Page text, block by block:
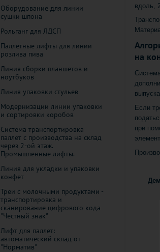
Оборудование для линии
сушки шпона
Рольганг для ЛДСП
Паллетные лифты для линии
розлива пива
Линия сборки планшетов и
ноутбуков
Линия упаковки стульев
Модернизации линии упаковки
и сортировки коробов
Система транспортировка
паллет с производства на склад
через 2-ой этаж.
Промышленные лифты.
Линия для укладки и упаковки
конфет
Треи с молочными продуктами -
транспортировка и
сканирование цифрового кода
"Честный знак"
Лифт для паллет:
автоматический склад от
"Норматив"
вдоль,
на
Если
при